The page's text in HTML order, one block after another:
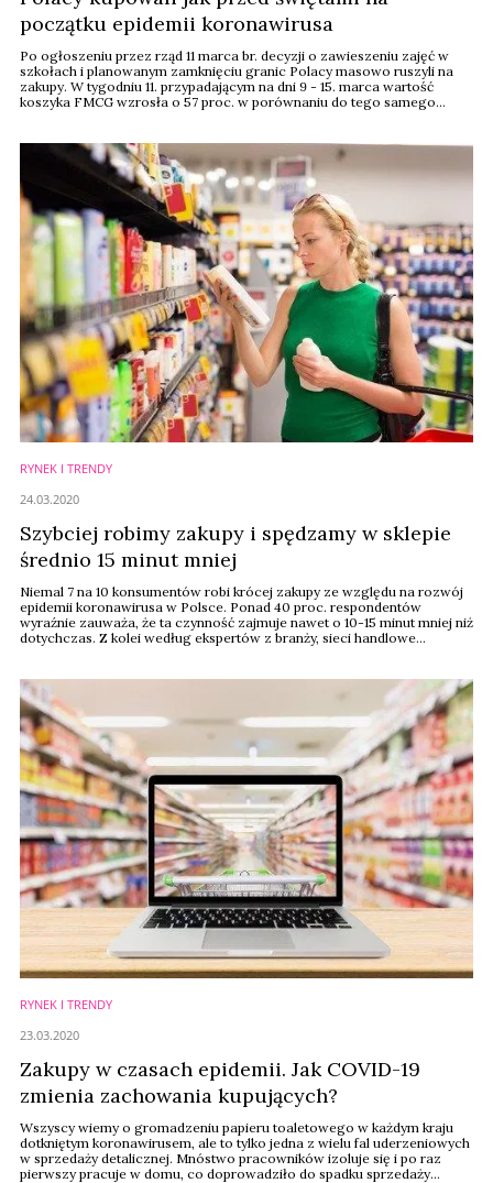
początku epidemii koronawirusa
Po ogłoszeniu przez rząd 11 marca br. decyzji o zawieszeniu zajęć w
szkołach i planowanym zamknięciu granic Polacy masowo ruszyli na
zakupy. W tygodniu 11. przypadającym na dni 9 - 15. marca wartość
koszyka FMCG wzrosła o 57 proc. w porównaniu do tego samego
RYNEK I TRENDY
Szybciej robimy zakupy i spędzamy w sklepie
średnio 15 minut mniej
Niemal 7 na 10 konsumentów robi krócej zakupy ze względu na rozwój
epidemii koronawirusa w Polsce. Ponad 40 proc. respondentów
wyraźnie zauważa, że ta czynność zajmuje nawet o 10-15 minut mniej niż
dotychczas. Z kolei według ekspertów z branży, sieci handlowe
oraz informacje o ofertach.
24.03.2020
RYNEK I TRENDY
Zakupy w czasach epidemii. Jak COVID-19
zmienia zachowania kupujących?
Wszyscy wiemy o gromadzeniu papieru toaletowego w każdym kraju
dotkniętym koronawirusem, ale to tylko jedna z wielu fal uderzeniowych
w sprzedaży detalicznej. Mnóstwo pracowników izoluje się i po raz
pierwszy pracuje w domu, co doprowadziło do spadku sprzedaży
23.03.2020